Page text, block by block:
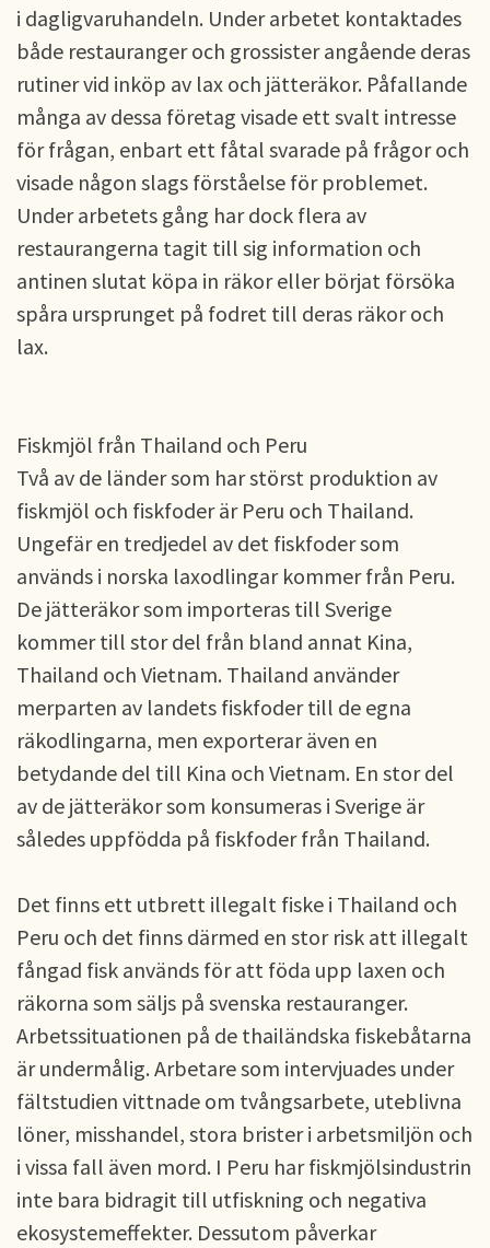
i dagligvaruhandeln. Under arbetet kontaktades
både restauranger och grossister angående deras
rutiner vid inköp av lax och jätteräkor. Påfallande
många av dessa företag visade ett svalt intresse
för frågan, enbart ett fåtal svarade på frågor och
visade någon slags förståelse för problemet.
Under arbetets gång har dock flera av
restaurangerna tagit till sig information och
antinen slutat köpa in räkor eller börjat försöka
spåra ursprunget på fodret till deras räkor och
lax.
Fiskmjöl från Thailand och Peru
Två av de länder som har störst produktion av
fiskmjöl och fiskfoder är Peru och Thailand.
Ungefär en tredjedel av det fiskfoder som
används i norska laxodlingar kommer från Peru.
De jätteräkor som importeras till Sverige
kommer till stor del från bland annat Kina,
Thailand och Vietnam. Thailand använder
merparten av landets fiskfoder till de egna
räkodlingarna, men exporterar även en
betydande del till Kina och Vietnam. En stor del
av de jätteräkor som konsumeras i Sverige är
således uppfödda på fiskfoder från Thailand.
Det finns ett utbrett illegalt fiske i Thailand och
Peru och det finns därmed en stor risk att illegalt
fångad fisk används för att föda upp laxen och
räkorna som säljs på svenska restauranger.
Arbetssituationen på de thailändska fiskebåtarna
är undermålig. Arbetare som intervjuades under
fältstudien vittnade om tvångsarbete, uteblivna
löner, misshandel, stora brister i arbetsmiljön och
i vissa fall även mord. I Peru har fiskmjölsindustrin
inte bara bidragit till utfiskning och negativa
ekosystemeffekter. Dessutom påverkar